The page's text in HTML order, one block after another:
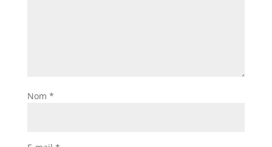
Nom *